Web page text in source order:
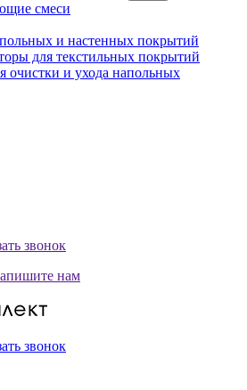
смеси
и настенных покрытий
для текстильных покрытий
очистки и ухода напольных
звонок
нам
звонок